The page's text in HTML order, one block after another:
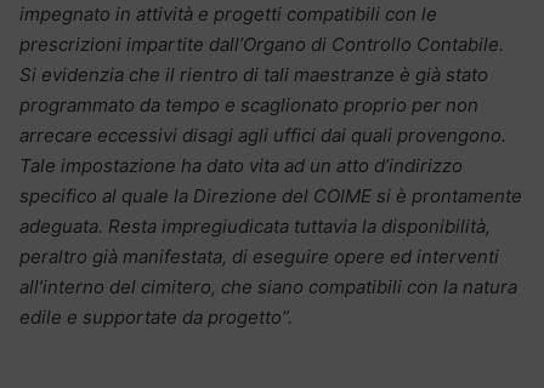
impegnato in attività e progetti compatibili con le
prescrizioni impartite dall’Organo di Controllo Contabile.
Si evidenzia che il rientro di tali maestranze è già stato
programmato da tempo e scaglionato proprio per non
arrecare eccessivi disagi agli uffici dai quali provengono.
Tale impostazione ha dato vita ad un atto d’indirizzo
specifico al quale la Direzione del COIME si è prontamente
adeguata. Resta impregiudicata tuttavia la disponibilità,
peraltro già manifestata, di eseguire opere ed interventi
all’interno del cimitero, che siano compatibili con la natura
edile e supportate da progetto”.